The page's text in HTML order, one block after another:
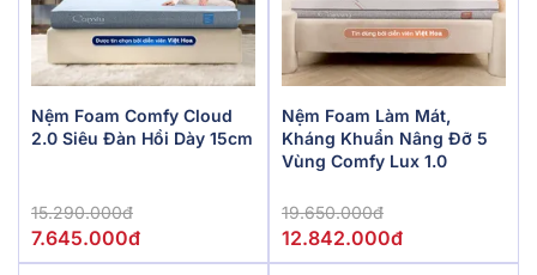
Nệm Foam Comfy Cloud
2.0 Siêu Đàn Hồi Dày 15cm
15.290.000đ
7.645.000đ
Nệm Foam Làm Mát,
Kháng Khuẩn Nâng Đỡ 5
Vùng Comfy Lux 1.0
19.650.000đ
12.842.000đ